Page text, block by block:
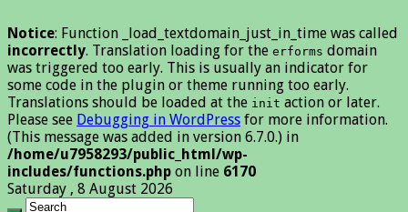
Notice: Function _load_textdomain_just_in_time was called
incorrectly. Translation loading for the erforms domain
was triggered too early. This is usually an indicator for
some code in the plugin or theme running too early.
Translations should be loaded at the init action or later.
Please see Debugging in WordPress for more information.
(This message was added in version 6.7.0.) in
/home/u7958293/public_html/wp-
includes/functions.php on line 6170
Saturday , 8 August 2026